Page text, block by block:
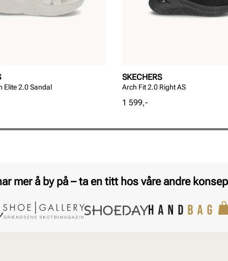
Elite 2.0 Sandal
SKECHERS
Arch Fit 2.0 Right AS
Pris
1 599,-
mer å by på – ta en titt hos våre andre